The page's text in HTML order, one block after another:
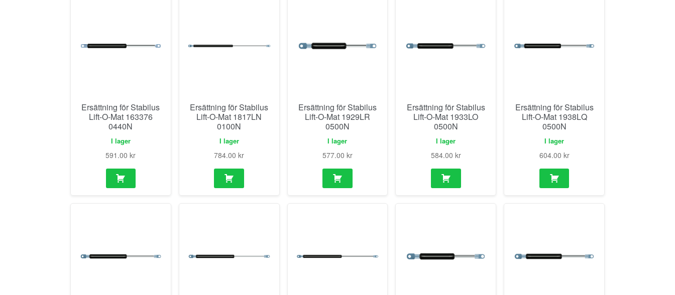
Ersättning för Stabilus
Lift-O-Mat 163376
0440N
I lager
591.00kr
Ersättning för Stabilus
Lift-O-Mat 1817LN
0100N
I lager
784.00kr
Ersättning för Stabilus
Lift-O-Mat 1929LR
0500N
I lager
577.00 kr
Ersättning för Stabilus
Lift-O-Mat 1933LO
0500N
I lager
584.00 kr
Ersättning för Stabilus
Lift-O-Mat 1938LQ
0500N
I lager
604.00 kr